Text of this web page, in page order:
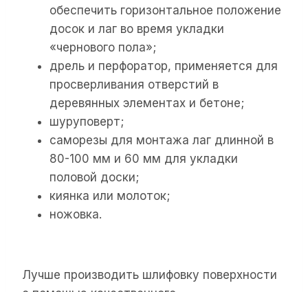
обеспечить горизонтальное положение
досок и лаг во время укладки
«чернового пола»;
дрель и перфоратор, применяется для
просверливания отверстий в
деревянных элементах и бетоне;
шуруповерт;
саморезы для монтажа лаг длинной в
80-100 мм и 60 мм для укладки
половой доски;
киянка или молоток;
ножовка.
Лучше производить шлифовку поверхности